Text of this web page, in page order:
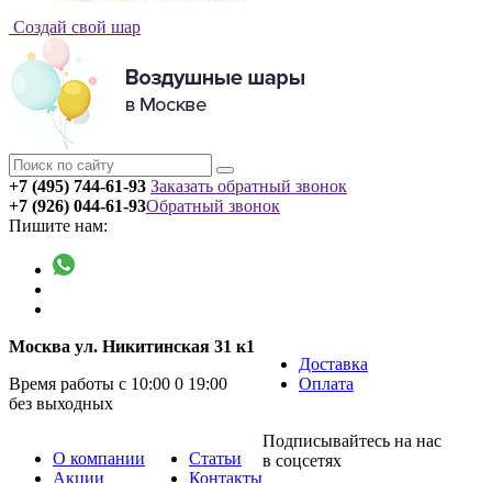
Создай свой шар
+7 (495) 744-61-93 Заказать обратный звонок
+7 (926) 044-61-93
Пишите нам:
Обратный звонок
Москва ул. Никитинская 31 к1
Время работы с 10:00 0 19:00
без выходных
Доставка
Оплата
О компании
Акции
Статьи
Контакты
Подписывайтесь на нас
в соцсетях